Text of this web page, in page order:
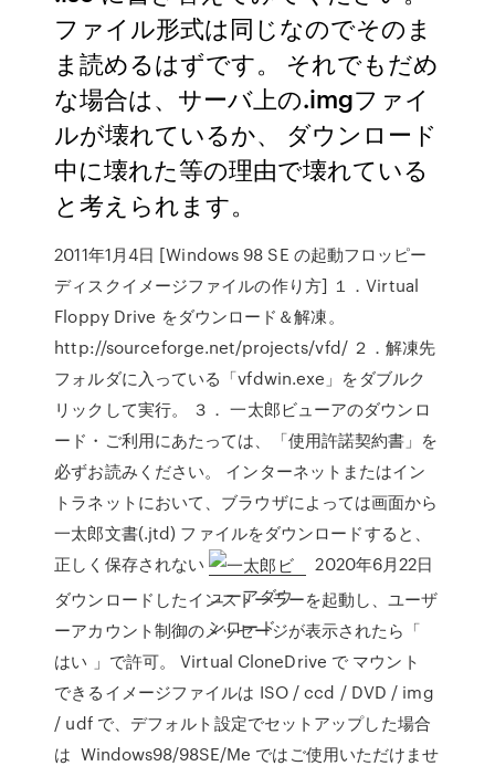
ファイル形式は同じなのでそのま
ま読めるはずです。 それでもだめ
な場合は、サーバ上の.imgファイ
ルが壊れているか、 ダウンロード
中に壊れた等の理由で壊れている
と考えられます。
2011年1月4日 [Windows 98 SE の起動フロッピー
ディスクイメージファイルの作り方] １．Virtual
Floppy Drive をダウンロード＆解凍。
http://sourceforge.net/projects/vfd/ ２．解凍先
フォルダに入っている「vfdwin.exe」をダブルク
リックして実行。 ３． 一太郎ビューアのダウンロ
ード・ご利用にあたっては、「使用許諾契約書」を
必ずお読みください。 インターネットまたはイン
トラネットにおいて、ブラウザによっては画面から
一太郎文書(.jtd) ファイルをダウンロードすると、
正しく保存されない
2020年6月22日
ダウンロードしたインストーラーを起動し、ユーザ
ーアカウント制御のメッセージが表示されたら「
はい 」で許可。 Virtual CloneDrive で マウント
できるイメージファイルは ISO / ccd / DVD / img
/ udf で、デフォルト設定でセットアップした場合
は Windows98/98SE/Me ではご使用いただけませ